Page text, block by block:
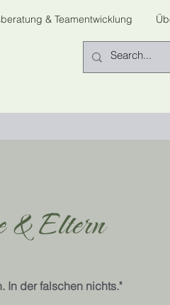
& Teamentwicklung
& Eltern
In der falschen nichts."